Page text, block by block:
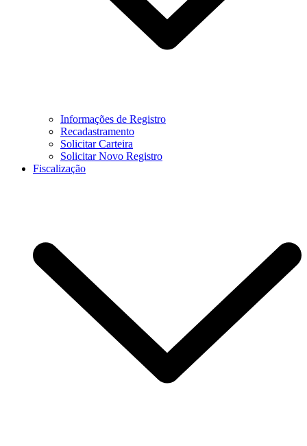
Informações de Registro
Recadastramento
Solicitar Carteira
Solicitar Novo Registro
Fiscalização